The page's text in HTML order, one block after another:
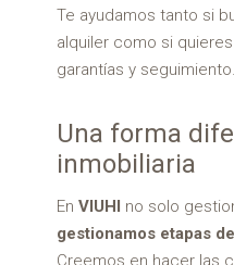
Te ayudamos tanto si
alquiler como si
garantías y seguimiento.
Una forma
inmobiliaria
En VIUHI no solo
gestionamos etapas
Creemos en hacer las